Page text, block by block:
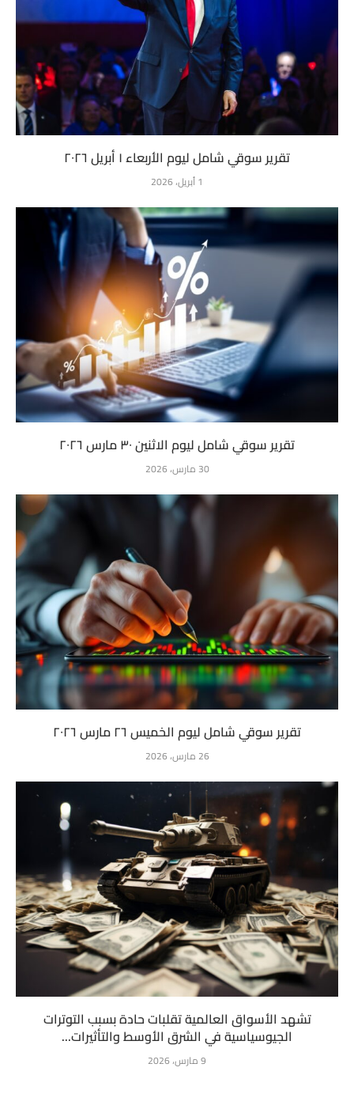
تقرير سوقي شامل ليوم الأربعاء ١ أبريل ٢٠٢٦
1 أبريل، 2026
تقرير سوقي شامل ليوم الاثنين ٣٠ مارس ٢٠٢٦
30 مارس، 2026
تقرير سوقي شامل ليوم الخميس ٢٦ مارس ٢٠٢٦
26 مارس، 2026
تشهد الأسواق العالمية تقلبات حادة بسبب التوترات
الجيوسياسية في الشرق الأوسط والتأثيرات...
9 مارس، 2026